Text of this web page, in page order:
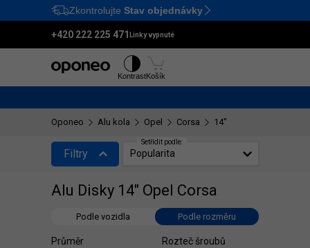
Ctrl M
Zkontrolujte Stav objednávky
+420 222 225 471 Linky vypnuté
KontrastKošík
Oponeo Alu kola Opel Corsa 14"
Filtry
Alu Disky 14" Opel Corsa
Podle vozidla Podle rozměru
Průměr Rozteč šroubů
Setřídit podle:
Popularita